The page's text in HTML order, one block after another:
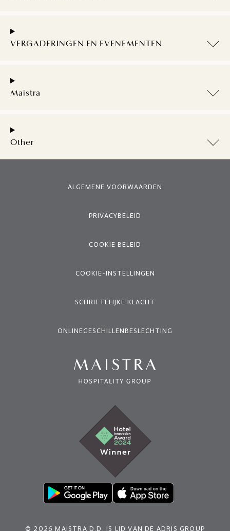
VERGADERINGEN EN EVENEMENTEN
Maistra
Other
ALGEMENE VOORWAARDEN
PRIVACYBELEID
COOKIE BELEID
COOKIE-INSTELLINGEN
SCHRIFTELIJKE KLACHT
ONLINEGESCHILLENBESLECHTING
© 2026 MAISTRA D.D. IS LID VAN DE ADRIS GROUP